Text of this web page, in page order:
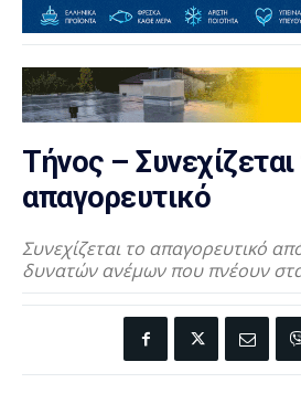
Τήνος –
απαγορευτικό
Συνεχίζεται το απαγορευτικό
δυνατών ανέμων που πνέουν